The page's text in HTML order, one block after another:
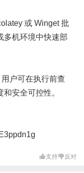
或 Winget 批
多机环境中快速部
户可在执行前查
安全可控性。
支持 反对